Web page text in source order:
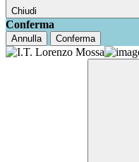
Chiudi
Conferma
Annulla Conferma